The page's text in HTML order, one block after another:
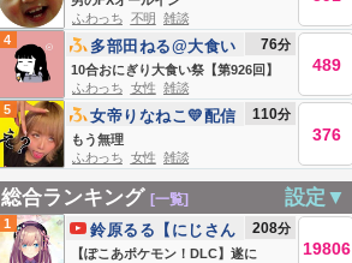
ふわっち 不明 雑談
4
10合おにぎり大食い祭【第926回】
多部田ねる@大食い 76分
489
ふわっち 女性 雑談
5
もう無理
女帝りなねこ💛配信
復活
110分
376
ふわっち 女性 雑談
総合ランキング [一覧] 設定▼
1
【ぽこあポケモン！DLC】遂に
鈴原るる【にじさん
じ所属】
208分
19806